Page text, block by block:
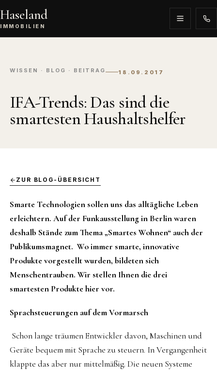
Haseland
IMMOBILIEN
WISSEN · BLOG · BEITRAG 18.09.2017
IFA-Trends: Das sind die
smartesten Haushaltshelfer
ZUR BLOG-ÜBERSICHT
Smarte Technologien sollen uns das alltägliche Leben
erleichtern. Auf der Funkausstellung in Berlin waren
deshalb Stände zum Thema „Smartes Wohnen“ auch der
Publikumsmagnet. Wo immer smarte, innovative
Produkte vorgestellt wurden, bildeten sich
Menschentrauben. Wir stellen Ihnen die drei
smartesten Produkte hier vor.
Sprachsteuerungen auf dem Vormarsch
Schon lange träumen Entwickler davon, Maschinen und
Geräte bequem mit Sprache zu steuern. In Vergangenheit
klappte das aber nur mittelmäßig. Die neuen Systeme